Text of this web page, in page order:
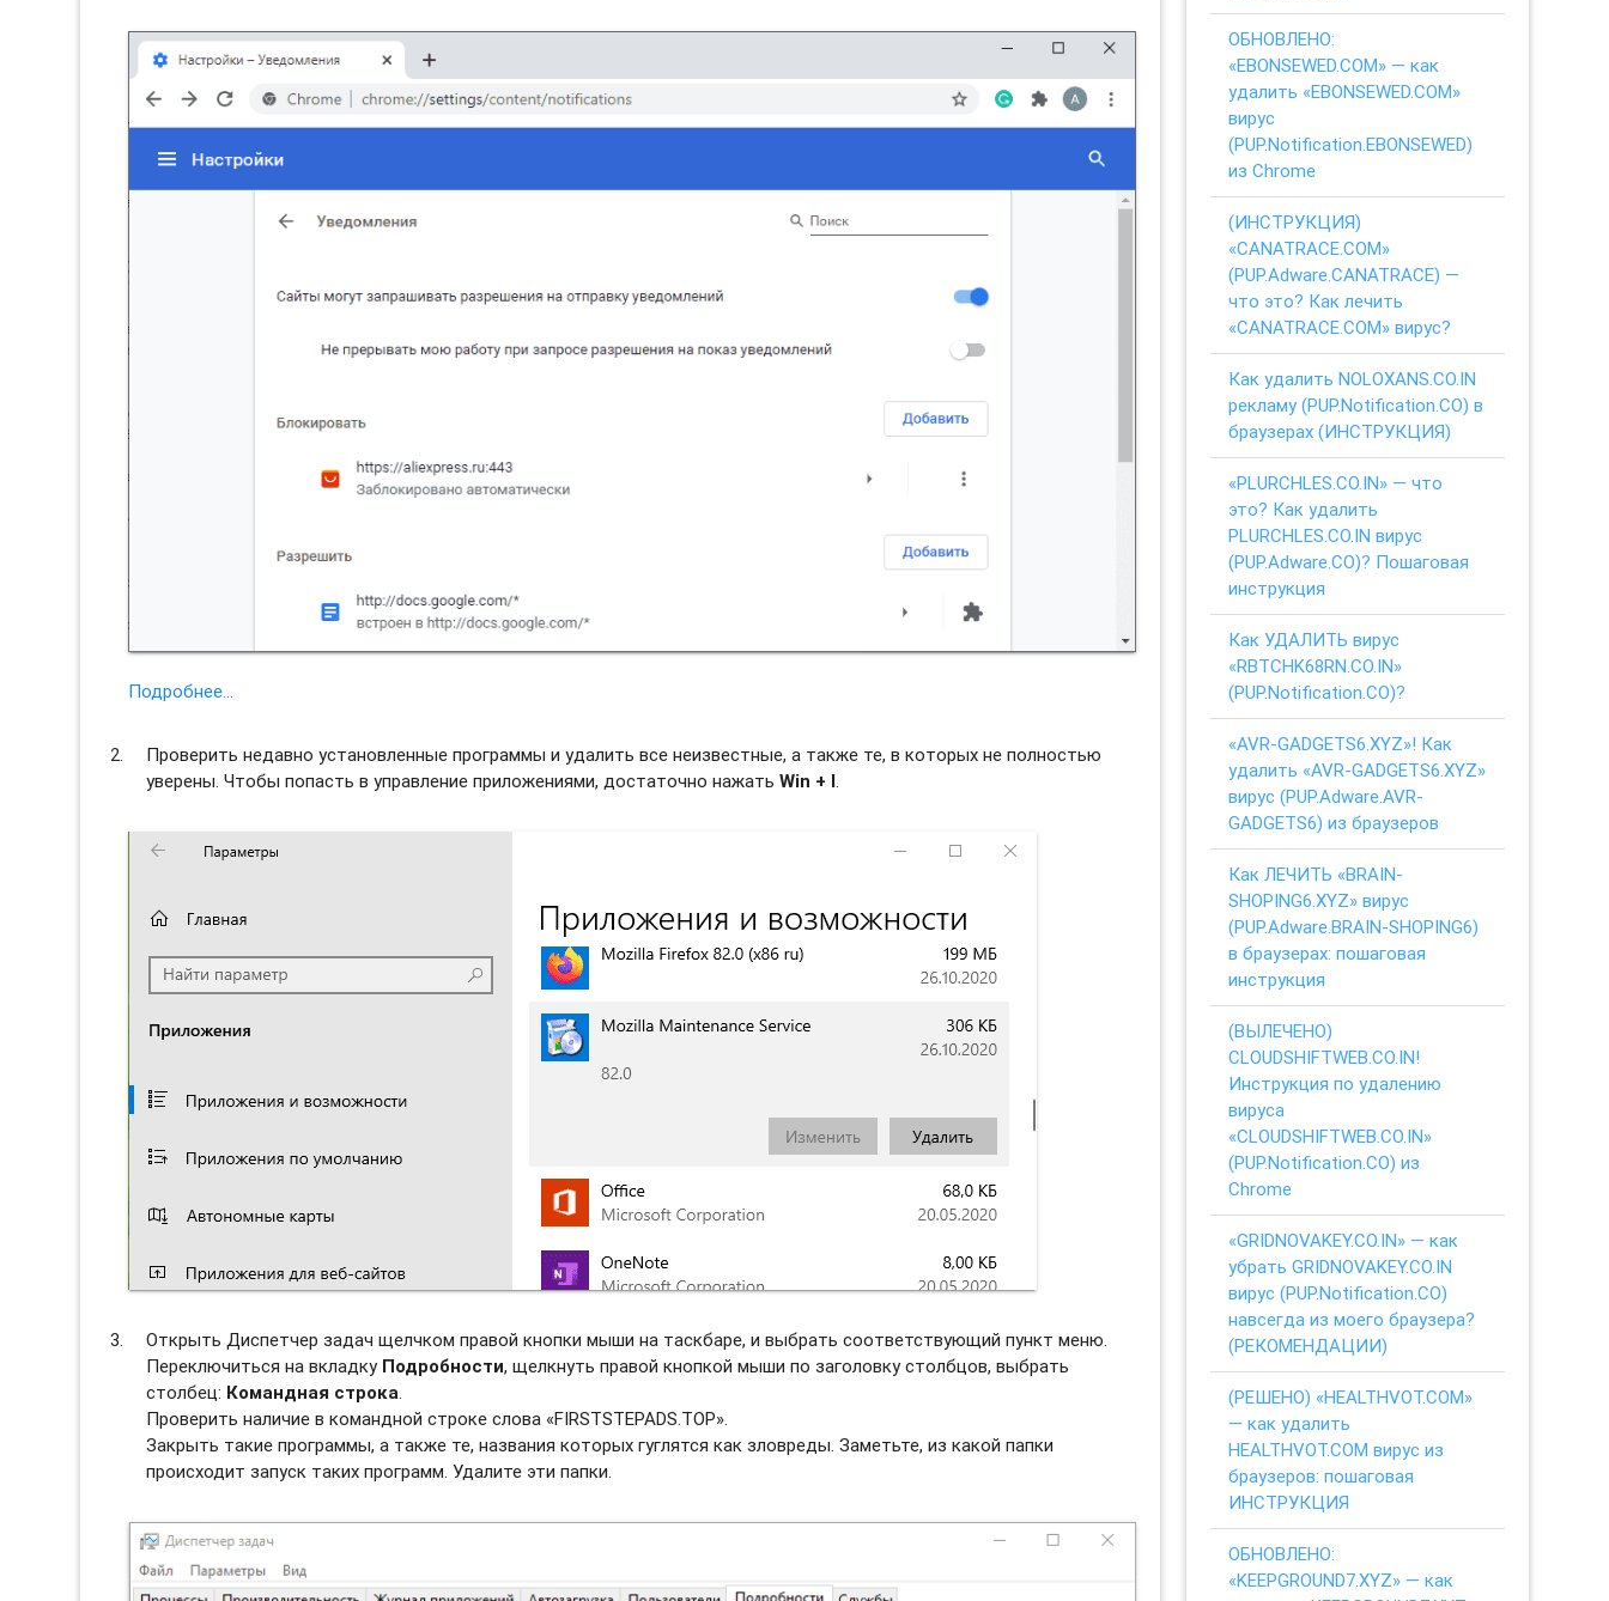
Подробнее…
Проверить недавно установленные программы и удалить все неизвестные, а также те, в которых не полностью
уверены. Чтобы попасть в управление приложениями, достаточно нажатьWin + I
Открыть Диспетчер задач щелчком правой кнопки мыши на таскбаре, и выбрать соотвeтствующий пункт меню.
Переключиться на вкладку Подробности, щелкнуть правой кнопкой мыши по заголовку столбцов, выбрать
столбец: Командная строка
Проверить наличие в командной строке слова «FIRSTSTEPADS.TOP».
Закрыть такие программы, а также те, названия которых гуглятся как зловреды. Заметьте, из какой папки
происходит запуск таких программ. Удалите эти папки.
ОБНОВЛЕНО:
«EBONSEWED.COM» — как
удалить «EBONSEWED.COM»
вирус
(PUP.Notification.EBONSEWED)
из Chrome
(ИНСТРУКЦИЯ)
«CANATRACE.COM»
(PUP.Adware.CANATRACE) —
что это? Как лечить
«CANATRACE.COM» вирус?
Как удалить NOLOXANS.CO.IN
рекламу (PUP.Notification.CO) в
браузерах (ИНСТРУКЦИЯ)
«PLURCHLES.CO.IN» — что
это? Как удалить
PLURCHLES.CO.IN вирус
(PUP.Adware.CO)? Пошаговая
инструкция
Как УДАЛИТЬ вирус
«RBTCHK68RN.CO.IN»
(PUP.Notification.CO)?
«AVR-GADGETS6.XYZ»! Как
удалить «AVR-GADGETS6.XYZ»
вирус (PUP.Adware.AVR-
GADGETS6) из браузеров
Как ЛЕЧИТЬ «BRAIN-
SHOPING6.XYZ» вирус
(PUP.Adware.BRAIN-SHOPING6)
в браузерах: пошаговая
инструкция
(ВЫЛЕЧЕНО)
CLOUDSHIFTWEB.CO.IN!
Инструкция по удалению
вируса
«CLOUDSHIFTWEB.CO.IN»
(PUP.Notification.CO) из
Chrome
«GRIDNOVAKEY.CO.IN» — как
убрать GRIDNOVAKEY.CO.IN
вирус (PUP.Notification.CO)
навсегда из моего браузера?
(РЕКОМЕНДАЦИИ)
(РЕШЕНО) «HEALTHVOT.COM»
— как удалить
HEALTHVOT.COM вирус из
браузеров: пошаговая
ИНСТРУКЦИЯ
ОБНОВЛЕНО:
«KEEPGROUND7.XYZ» — как